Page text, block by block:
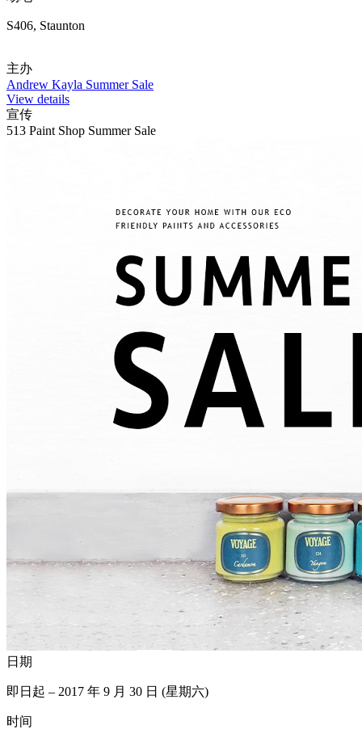
S406, Staunton
主办
Andrew Kayla Summer Sale
View details
宣传
513 Paint Shop Summer Sale
日期
即日起 – 2017 年 9 月 30 日 (星期六)
时间